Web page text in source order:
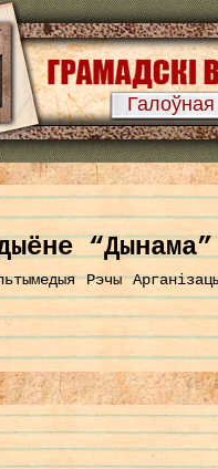
Галоўная
“Дынама”
Рэчы